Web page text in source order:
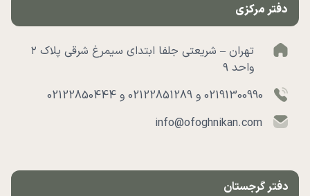
دفتر مرکزی
تهران – شریعتی جلفا ابتدای سیمرغ شرقی پلاک ۲
واحد ۹
02191300990 و 02122851289 و 02122850444
info@ofoghnikan.com
دفتر گرجستان